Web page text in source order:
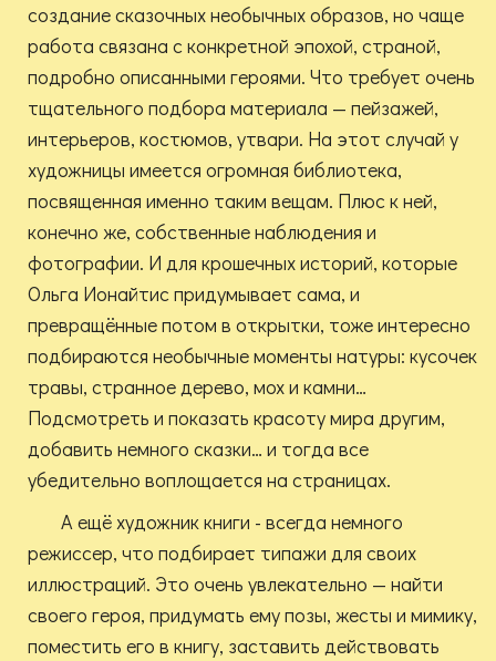
создание сказочных необычных образов, но чаще
работа связана с конкретной эпохой, страной,
подробно описанными героями. Что требует очень
тщательного подбора материала — пейзажей,
интерьеров, костюмов, утвари. На этот случай у
художницы имеется огромная библиотека,
посвященная именно таким вещам. Плюс к ней,
конечно же, собственные наблюдения и
фотографии. И для крошечных историй, которые
Ольга Ионайтис придумывает сама, и
превращённые потом в открытки, тоже интересно
подбираются необычные моменты натуры: кусочек
травы, странное дерево, мох и камни…
Подсмотреть и показать красоту мира другим,
добавить немного сказки… и тогда все
убедительно воплощается на страницах.
А ещё художник книги - всегда немного
режиссер, что подбирает типажи для своих
иллюстраций. Это очень увлекательно — найти
своего героя, придумать ему позы, жесты и мимику,
поместить его в книгу, заставить действовать